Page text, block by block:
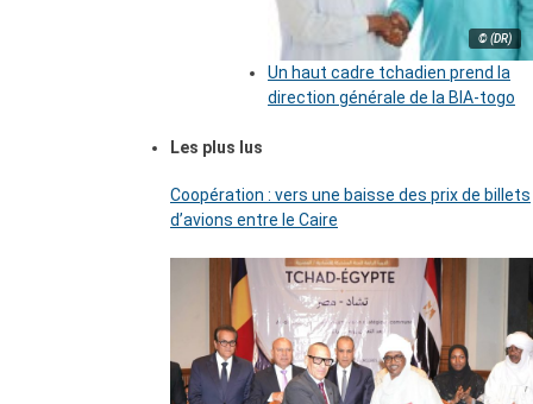
© (DR)
Un haut cadre tchadien prend la
direction générale de la BIA-togo
Les plus lus
Coopération : vers une baisse des prix de billets
d’avions entre le Caire